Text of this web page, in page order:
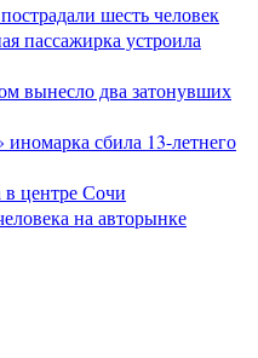
шесть человек
пассажирка устроила
вынесло два затонувших
сбила 13-летнего
в центре Сочи
на авторынке